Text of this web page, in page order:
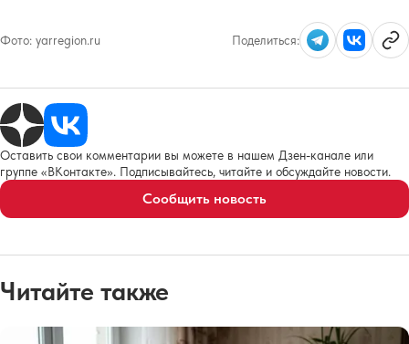
Фото: yarregion.ru Поделиться:
Оставить свои комментарии вы можете в нашем Дзен-канале или
группе «ВКонтакте». Подписывайтесь, читайте и обсуждайте новости.
Сообщить новость
Читайте также